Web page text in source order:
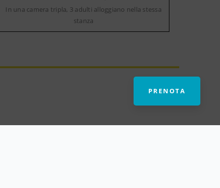
In una camera tripla, 3 adulti alloggiano nella stessa
stanza
PRENOTA